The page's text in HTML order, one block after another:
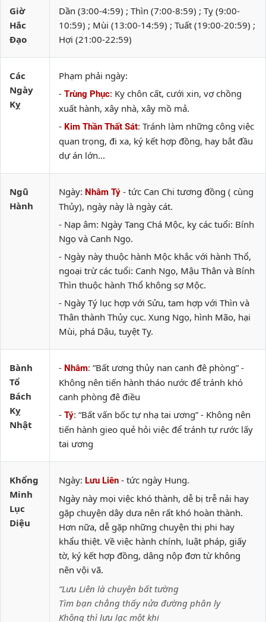
Giờ
Hắc
Đạo
Dần (3:00-4:59) ; Thìn (7:00-8:59) ; Tỵ (9:00-
10:59) ; Mùi (13:00-14:59) ; Tuất (19:00-20:59) ;
Hợi (21:00-22:59)
Các
Ngày
Kỵ
Phạm phải ngày:
- Trùng Phục: Kỵ chôn cất, cưới xin, vợ chồng
xuất hành, xây nhà, xây mồ mả.
- Kim Thần Thất Sát: Tránh làm những công việc
quan trọng, đi xa, ký kết hợp đồng, hay bắt đầu
dự án lớn...
Ngũ
Hành
Ngày: Nhâm Tý - tức Can Chi tương đồng ( cùng
Thủy), ngày này là ngày cát.
- Nạp âm: Ngày Tang Chá Mộc, kỵ các tuổi: Bính
Ngọ và Canh Ngọ.
- Ngày này thuộc hành Mộc khắc với hành Thổ,
ngoại trừ các tuổi: Canh Ngọ, Mậu Thân và Bính
Thìn thuộc hành Thổ không sợ Mộc.
- Ngày Tý lục hợp với Sửu, tam hợp với Thìn và
Thân thành Thủy cục. Xung Ngọ, hình Mão, hại
Mùi, phá Dậu, tuyệt Tỵ.
Bành
Tổ
Bách
Kỵ
Nhật
- Nhâm: “Bất ương thủy nan canh đê phòng” -
Không nên tiến hành tháo nước để tránh khó
canh phòng đê điều
- Tý: “Bất vấn bốc tự nhạ tai ương” - Không nên
tiến hành gieo quẻ hỏi việc để tránh tự rước lấy
tai ương
Khổng
Minh
Lục
Diệu
Ngày: Lưu Liên - tức ngày Hung.
Ngày này mọi việc khó thành, dễ bị trễ nải hay
gặp chuyện dây dưa nên rất khó hoàn thành.
Hơn nữa, dễ gặp những chuyện thị phi hay
khẩu thiệt. Về việc hành chính, luật pháp, giấy
tờ, ký kết hợp đồng, dâng nộp đơn từ không
nên vội vã.
“Lưu Liên là chuyện bất tường
Tìm bạn chẳng thấy nửa đường phân ly
Không thì lưu lạc một khi